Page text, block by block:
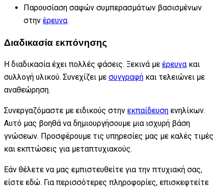
Παρουσίαση σαφών συμπερασμάτων βασισμένων
στην έρευνα.
Διαδικασία εκπόνησης
Η διαδικασία έχει πολλές φάσεις. Ξεκινά με έρευνακαι
συλλογή υλικού. Συνεχίζει με συγγραφή και τελειώνει με
αναθεώρηση.
Συνεργαζόμαστε με ειδικούς στην εκπαίδευση ενηλίκων.
Αυτό μας βοηθά να δημιουργήσουμε μια ισχυρή βάση
γνώσεων. Προσφέρουμε τις υπηρεσίες μας με καλές τιμές
και εκπτώσεις για μεταπτυχιακούς.
Εάν θέλετε να μας εμπιστευθείτε για την πτυχιακή σας,
είστε εδώ. Για περισσότερες πληροφορίες, επισκεφτείτε